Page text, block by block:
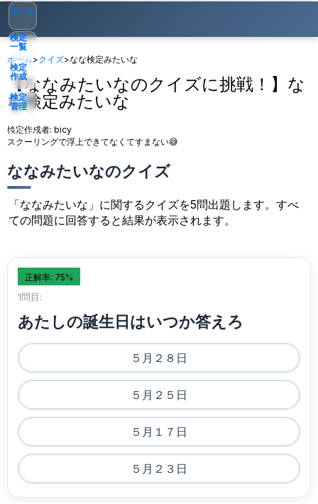
ホーム
検定
一覧
検定
作成
検定
管理
ゲスト▾
ホーム>クイズ>なな検定みたいな
【ななみたいなのクイズに挑戦！】な
な検定みたいな
検定作成者: bicy
スクーリングで浮上できてなくてすまない😅
ななみたいなのクイズ
「ななみたいな」に関するクイズを5問出題します。すべ
ての問題に回答すると結果が表示されます。
正解率: 75%
1問目:
あたしの誕生日はいつか答えろ
５月２８日
５月２５日
５月１７日
５月２３日